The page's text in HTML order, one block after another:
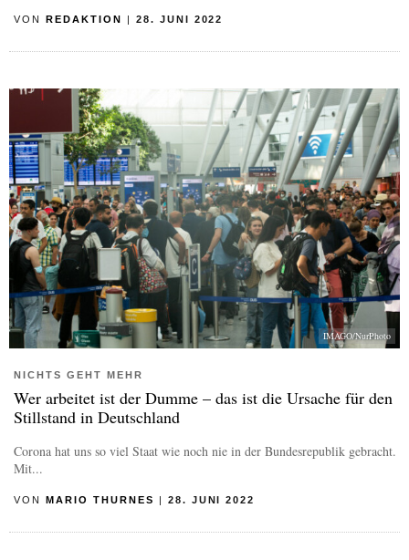
VON REDAKTION | 28. JUNI 2022
IMAGO/NurPhoto
NICHTS GEHT MEHR
Wer arbeitet ist der Dumme – das ist die Ursache für den
Stillstand in Deutschland
Corona hat uns so viel Staat wie noch nie in der Bundesrepublik gebracht.
Mit...
VON MARIO THURNES 28. JUNI 2022